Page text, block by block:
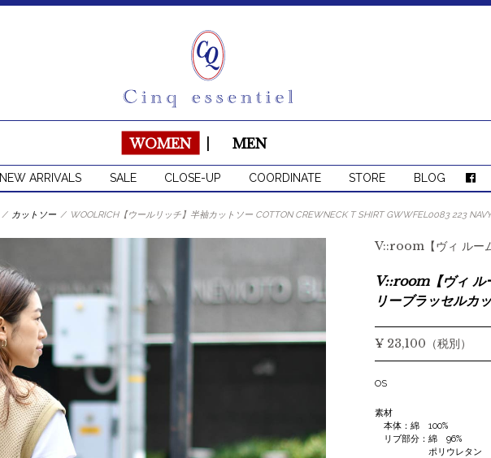
WOMEN MEN
NEW ARRIVALS SALE CLOSE-UP COORDINATE STORE BLOG
/ カットソー / WOOLRICH【ウールリッチ】半袖カットソー COTTON CREWNECK T SHIRT GWWFEL0083 223
V::room【ヴィ ルーム
V::room【ヴィ ル
リーブラッセルカ
¥ 23,100（税別）
OS
素材
本体：綿 100%
リブ部分：綿 96%
ポリウレタン